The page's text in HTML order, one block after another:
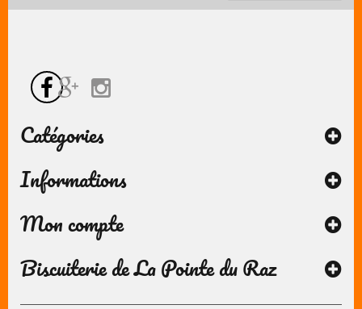
Catégories
Informations
Mon compte
Biscuiterie de La Pointe du Raz